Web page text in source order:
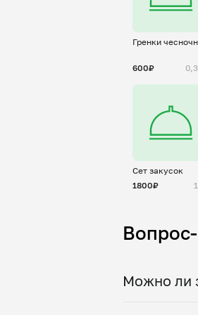
Гренки
600₽
Сет закусок
1800₽
Можно ли